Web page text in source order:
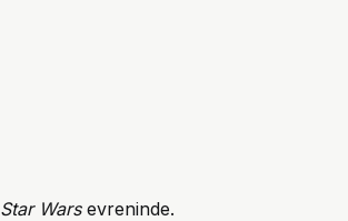
Star Warsevreninde.